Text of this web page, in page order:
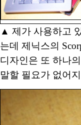
▲ 제가 사용하고
는데 제닉스의
디자인은 또 하나
말할 필요가 없어